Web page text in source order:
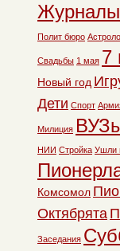
Журналы
Полит бюро
Свадьбы 1 мая 7
Новый год
Дети Спорт
Милиция
НИИ Стройка Ушли
Комсомол
Октябрята
Заседания